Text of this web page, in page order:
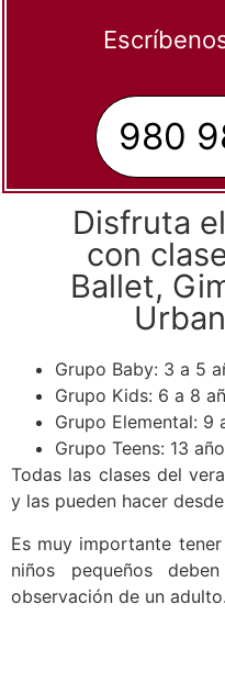
980
Disfruta
con
Ballet,
Grupo Baby: 3 a 5
Grupo Kids: 6 a 8
Grupo Elemental: 9
Grupo Teens: 13
Todas las clases del
y las pueden hacer
Es muy importante
niños pequeños
observación de un adulto.